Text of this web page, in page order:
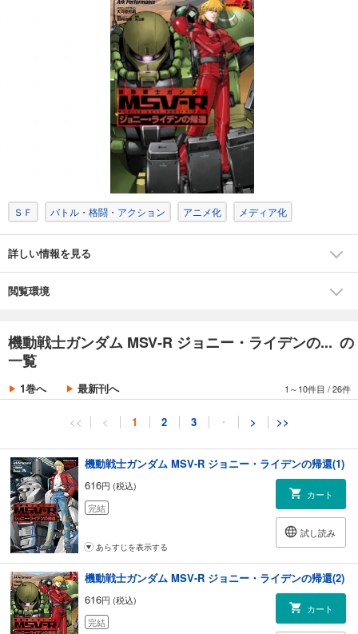
ＳＦ バトル・格闘・アクション アニメ化 メディア化
詳しい情報を見る
閲覧環境
機動戦士ガンダム MSV-R ジョニー・ライデンの... の
一覧
1巻へ 最新刊へ 1～10件目 /26件
<< < 1 2 3 ・ > >>
機動戦士ガンダム MSV-R ジョニー・ライデンの帰還(1)
616円 (税込)
完結
カート
試し読み
あらすじを表示する
機動戦士ガンダム MSV-R ジョニー・ライデンの帰還(2)
616円 (税込)
完結
カート